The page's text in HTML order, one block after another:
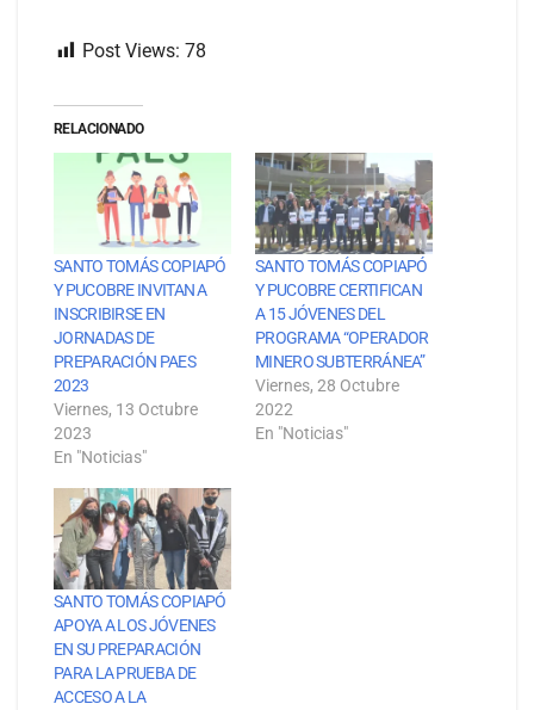
Post Views: 78
RELACIONADO
SANTO TOMÁS COPIAPÓ
Y PUCOBRE INVITAN A
INSCRIBIRSE EN
JORNADAS DE
PREPARACIÓN PAES
2023
Viernes, 13 Octubre
2023
En "Noticias"
SANTO TOMÁS COPIAPÓ
Y PUCOBRE CERTIFICAN
A 15 JÓVENES DEL
PROGRAMA “OPERADOR
MINERO SUBTERRÁNEA”
Viernes, 28 Octubre
2022
En "Noticias"
SANTO TOMÁS COPIAPÓ
APOYA A LOS JÓVENES
EN SU PREPARACIÓN
PARA LA PRUEBA DE
ACCESO A LA